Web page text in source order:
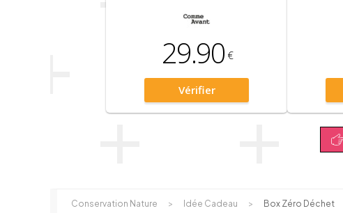
29.90 €
Vérifier
Conservation Nature > Idée Cadeau > Box Zéro Déchet